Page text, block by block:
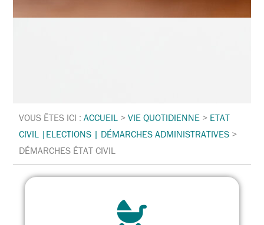
VOUS ÊTES ICI :ACCUEIL >VIE QUOTIDIENNE > ETAT
CIVIL |ELECTIONS | DÉMARCHES ADMINISTRATIVES >
DÉMARCHES ÉTAT CIVIL